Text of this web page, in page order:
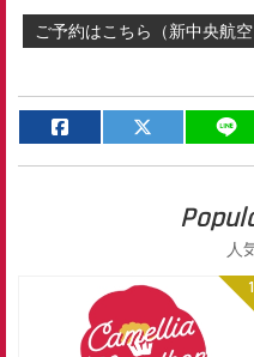
ご予約はこちら（新中央航空
人